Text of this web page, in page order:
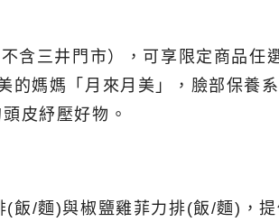
含三井門市），可享限定商品任
的媽媽「月來月美」，臉部保養
皮紓壓好物。
飯/麵)與椒鹽雞菲力排(飯/麵)，